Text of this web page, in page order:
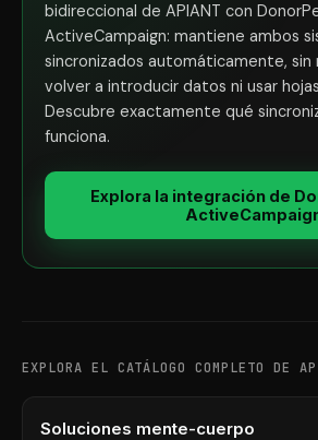
bidireccional de APIANT con
ActiveCampaign: mantiene ambos
sincronizados automáticamente, sin
volver a introducir datos ni usar
Descubre exactamente qué
funciona.
Explora la integración de
EXPLORA EL CATÁLOGO COMPLETO DE
Soluciones mente-cuerpo